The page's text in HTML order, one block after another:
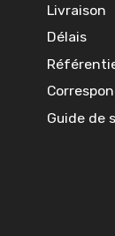
Livraison
Délais
Guide de